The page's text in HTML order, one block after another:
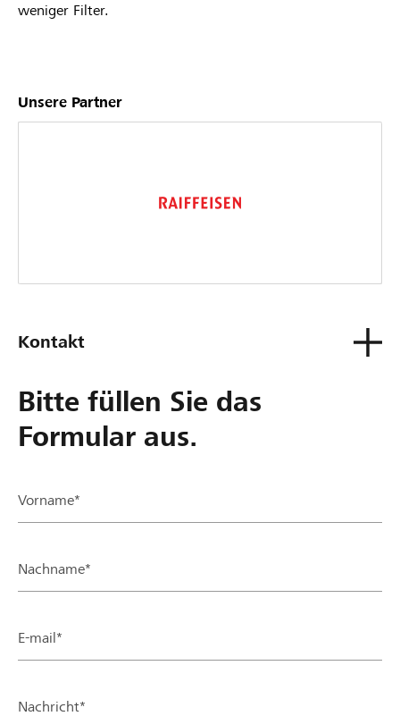
weniger Filter.
Unsere Partner
Kontakt
Bitte füllen Sie das
Formular aus.
Vorname*
Nachname*
E-mail*
Nachricht*